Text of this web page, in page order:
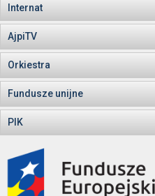
Internat
AjpiTV
Orkiestra
Fundusze unijne
PIK